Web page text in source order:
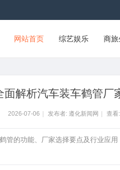
网站首页 综艺娱乐 商
面解析汽车装车鹤管厂
2026-07-06 发布者: 遵化新闻网 查
管的功能、厂家选择要点及行业应